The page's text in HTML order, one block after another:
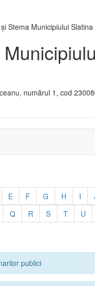
numărul 1, cod
E F G H I
Q R S T U
publici